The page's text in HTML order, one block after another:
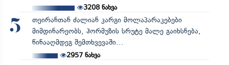
3208ნახვა
5
თეირანთან ძალიან კარგი მოლაპარაკებები
მიმდინარეობს, ჰორმუზის სრუტე მალე გაიხსნება,
წინააღმდეგ შემთხვევაში...
2957ნახვა